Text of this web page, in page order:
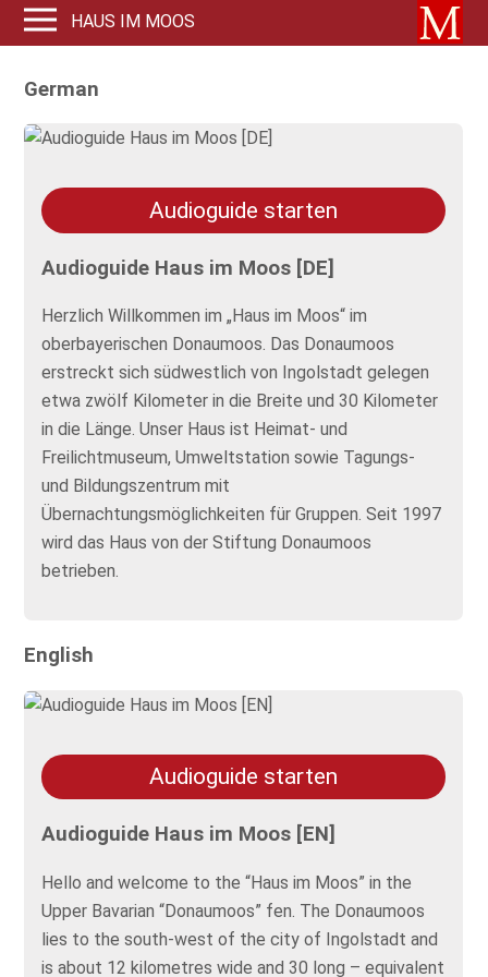
HAUS IM MOOS
German
Audioguide starten
Audioguide Haus im Moos [DE]
Herzlich Willkommen im „Haus im Moos“ im
oberbayerischen Donaumoos. Das Donaumoos
erstreckt sich südwestlich von Ingolstadt gelegen
etwa zwölf Kilometer in die Breite und 30 Kilometer
in die Länge. Unser Haus ist Heimat- und
Freilichtmuseum, Umweltstation sowie Tagungs-
und Bildungszentrum mit
Übernachtungsmöglichkeiten für Gruppen. Seit 1997
wird das Haus von der Stiftung Donaumoos
betrieben.
English
Audioguide starten
Audioguide Haus im Moos [EN]
Hello and welcome to the “Haus im Moos” in the
Upper Bavarian “Donaumoos” fen. The Donaumoos
lies to the south-west of the city of Ingolstadt and
is about 12 kilometres wide and 30 long – equivalent